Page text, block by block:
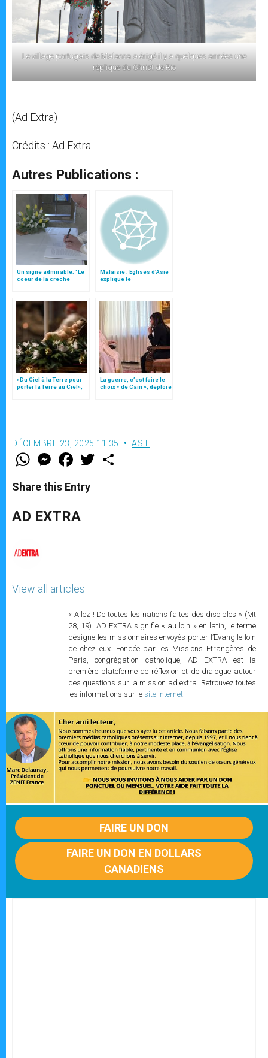
Le village portugais de Malacca a érigé il y a quelques années une
réplique du Christ de Rio
(Ad Extra)
Crédits : Ad Extra
Autres Publications :
Un signe admirable: "Le
coeur de la crèche
Malaisie : Eglises d’Asie
explique le
«Du Ciel à la Terre pour
porter la Terre au Ciel»,
La guerre, c’est faire le
choix « de Caïn », déplore
DÉCEMBRE 23, 2025 11:35 ASIE
W
t
s
p
p
M
e
s
e
g
e
F
a
e
b
o
k
w
Share this Entry
AD EXTRA
View all articles
« Allez ! De toutes les nations faites des disciples » (Mt
28, 19). AD EXTRA signifie « au loin » en latin, le terme
désigne les missionnaires envoyés porter l’Evangile loin
de chez eux. Fondée par les Missions Etrangères de
Paris, congrégation catholique, AD EXTRA est la
première plateforme de réflexion et de dialogue autour
des questions sur la mission ad extra. Retrouvez toutes
les informations sur le site internet.
FAIRE UN DON
FAIRE UN DON EN DOLLARS
CANADIENS